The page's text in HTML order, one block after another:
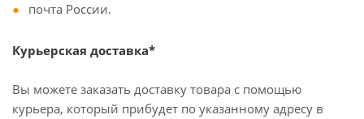
почта России.
Курьерская доставка*
Вы можете заказать доставку товара с помощью
курьера, который прибудет по указанному адресу в